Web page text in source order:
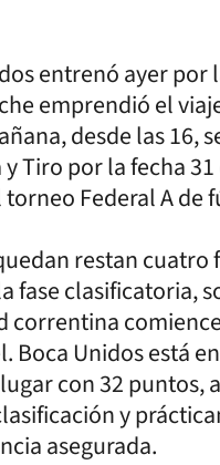
entrenó ayer por
emprendió el
desde las 16,
Tiro por la fecha
Federal A de
restan cuatro
fase clasificatoria,
correntina
Boca Unidos está
con 32 puntos,
y
asegurada.